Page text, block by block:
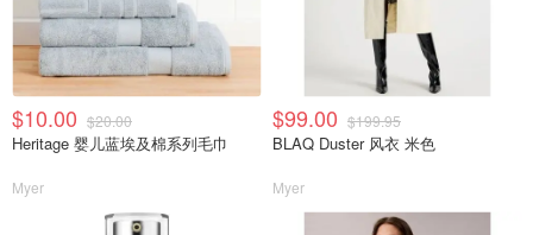
$10.00 $20.00
Heritage 婴儿蓝埃及棉系列毛巾
Myer
$99.00 $199.95
BLAQ Duster 风衣 米色
Myer